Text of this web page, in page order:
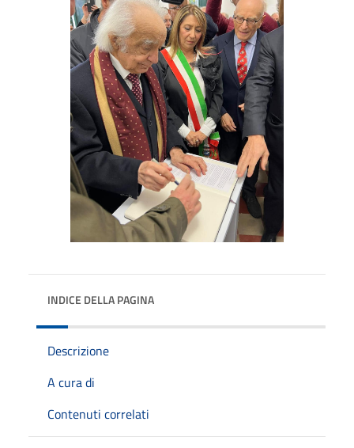
INDICE DELLA PAGINA
Descrizione
A cura di
Contenuti correlati